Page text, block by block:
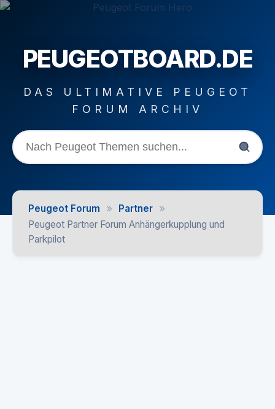
PEUGEOTBOARD.DE
DAS ULTIMATIVE PEUGEOT
FORUM ARCHIV
Peugeot Forum » Partner »
Peugeot Partner Forum Anhängerkupplung und
Parkpilot